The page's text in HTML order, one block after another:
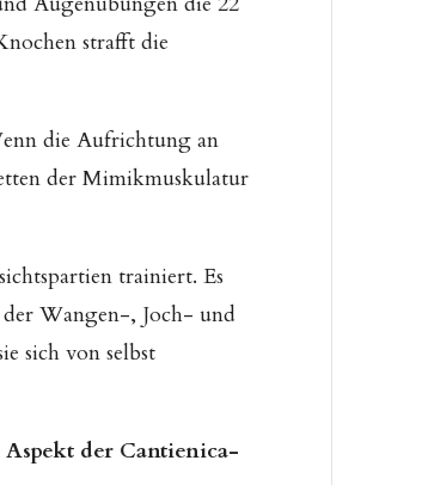
strafft die
die Aufrichtung an
der Mimikmuskulatur
trainiert. Es
Wangen-, Joch- und
sich von selbst
der Cantienica-